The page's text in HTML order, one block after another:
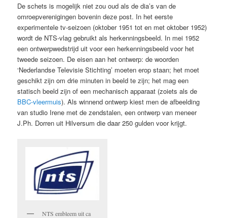
De schets is mogelijk niet zou oud als de dia’s van de
omroepverenigingen bovenin deze post. In het eerste
experimentele tv-seizoen (oktober 1951 tot en met oktober 1952)
wordt de NTS-vlag gebruikt als herkenningsbeeld. In mei 1952
een ontwerpwedstrijd uit voor een herkenningsbeeld voor het
tweede seizoen. De eisen aan het ontwerp: de woorden
‘Nederlandse Televisie Stichting’ moeten erop staan; het moet
geschikt zijn om drie minuten in beeld te zijn; het mag een
statisch beeld zijn of een mechanisch apparaat (zoiets als de
BBC-vleermuis). Als winnend ontwerp kiest men de afbeelding
van studio Irene met de zendstalen, een ontwerp van meneer
J.Ph. Dorren uit Hilversum die daar 250 gulden voor krijgt.
NTS embleem uit ca